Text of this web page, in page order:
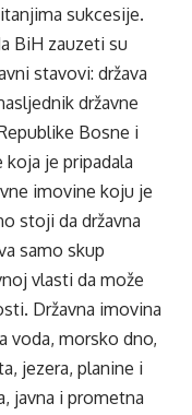
sukcesije.
BiH zauzeti su
stavovi: država
državne
Bosne i
je pripadala
imovine koju je
stoji da državna
samo skup
vlasti da može
Državna imovina
voda, morsko dno,
jezera, planine i
javna i prometna